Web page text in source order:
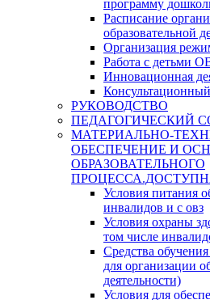
программу
Расписание
образовательной
Организация
Работа с детьми
Инновационная
РУКОВОДСТВО
ПЕДАГОГИЧЕСКИЙ
МАТЕРИАЛЬНО-
ОБЕСПЕЧЕНИЕ И
ОБРАЗОВАТЕЛЬНОГО
Условия питания
инвалидов и с овз
Условия охраны
том числе
Средства
для организации
деятельности)
Условия для